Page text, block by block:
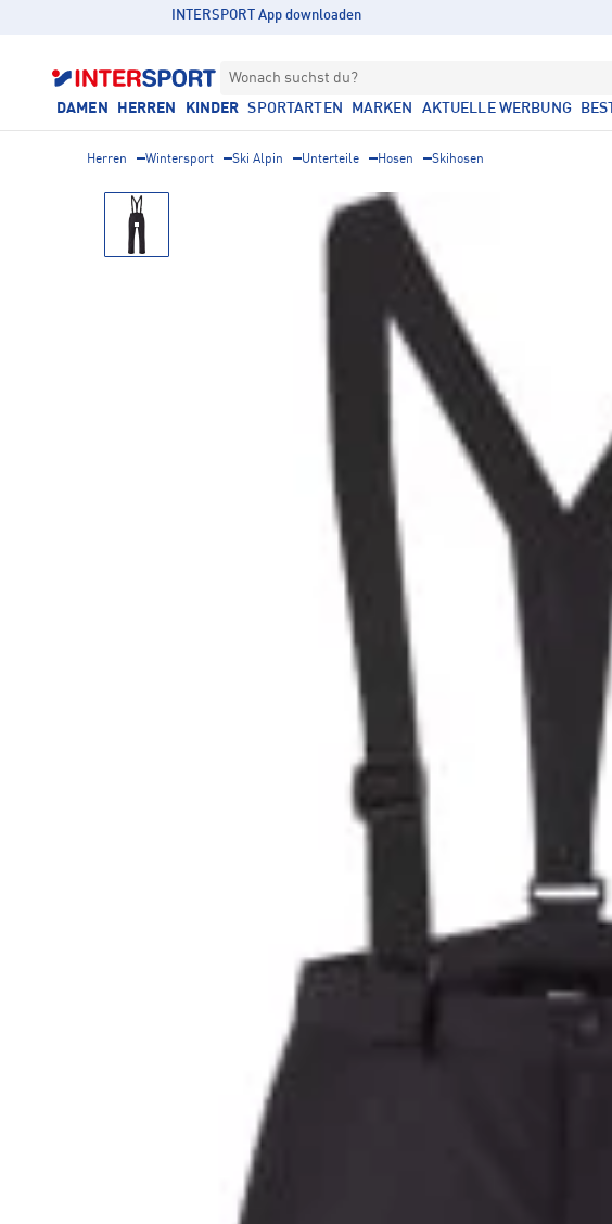
INTERSPORT App downloaden
Wonach suchst du?
DAMEN HERREN KINDER SPORTARTEN MARKEN AKTUELLE WERBUNG
Herren Wintersport Ski Alpin Unterteile Hosen Skihosen